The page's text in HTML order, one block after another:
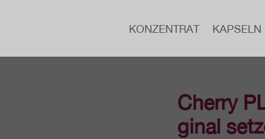
KON­ZEN­TRAT KAPSELN
Cherry
gi­nal